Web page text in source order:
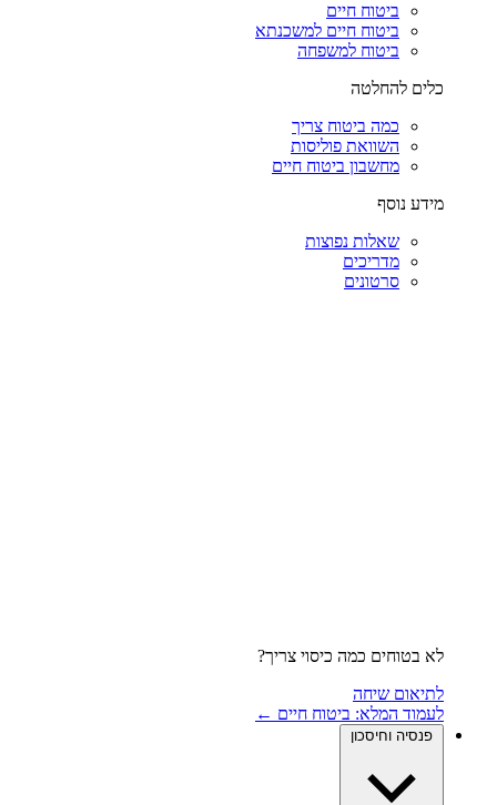
ביטוח חיים
ביטוח חיים למשכנתא
ביטוח למשפחה
כלים להחלטה
כמה ביטוח צריך
השוואת פוליסות
מחשבון ביטוח חיים
מידע נוסף
שאלות נפוצות
מדריכים
סרטונים
לא בטוחים כמה כיסוי צריך?
לתיאום שיחה
לעמוד המלא: ביטוח חיים ←
פנסיה וחיסכון